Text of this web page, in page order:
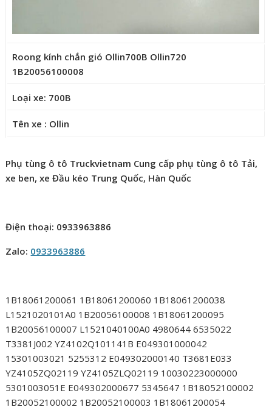
Roong kính chắn gió Ollin700B Ollin720
1B20056100008
Loại xe: 700B
Tên xe : Ollin
Phụ tùng ô tô Truckvietnam Cung cấp phụ tùng ô tô Tải,
xe ben, xe Đầu kéo Trung Quốc, Hàn Quốc
Điện thoại: 0933963886
Zalo: 0933963886
1B18061200061 1B18061200060 1B18061200038
L1521020101A0 1B20056100008 1B18061200095
1B20056100007 L1521040100A0 4980644 6535022
T3381J002 YZ4102Q101141B E049301000042
15301003021 5255312 E049302000140 T3681E033
YZ4105ZQ02119 YZ4105ZLQ02119 10030223000000
5301003051E E049302000677 5345647 1B18052100002
1B20052100002 1B20052100003 1B18061200054